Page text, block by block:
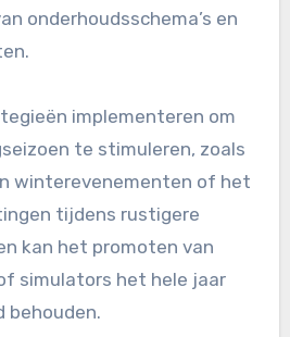
onderhoudsschema’s en
implementeren om
te stimuleren, zoals
winterevenementen of het
tijdens rustigere
kan het promoten van
simulators het hele jaar
behouden.